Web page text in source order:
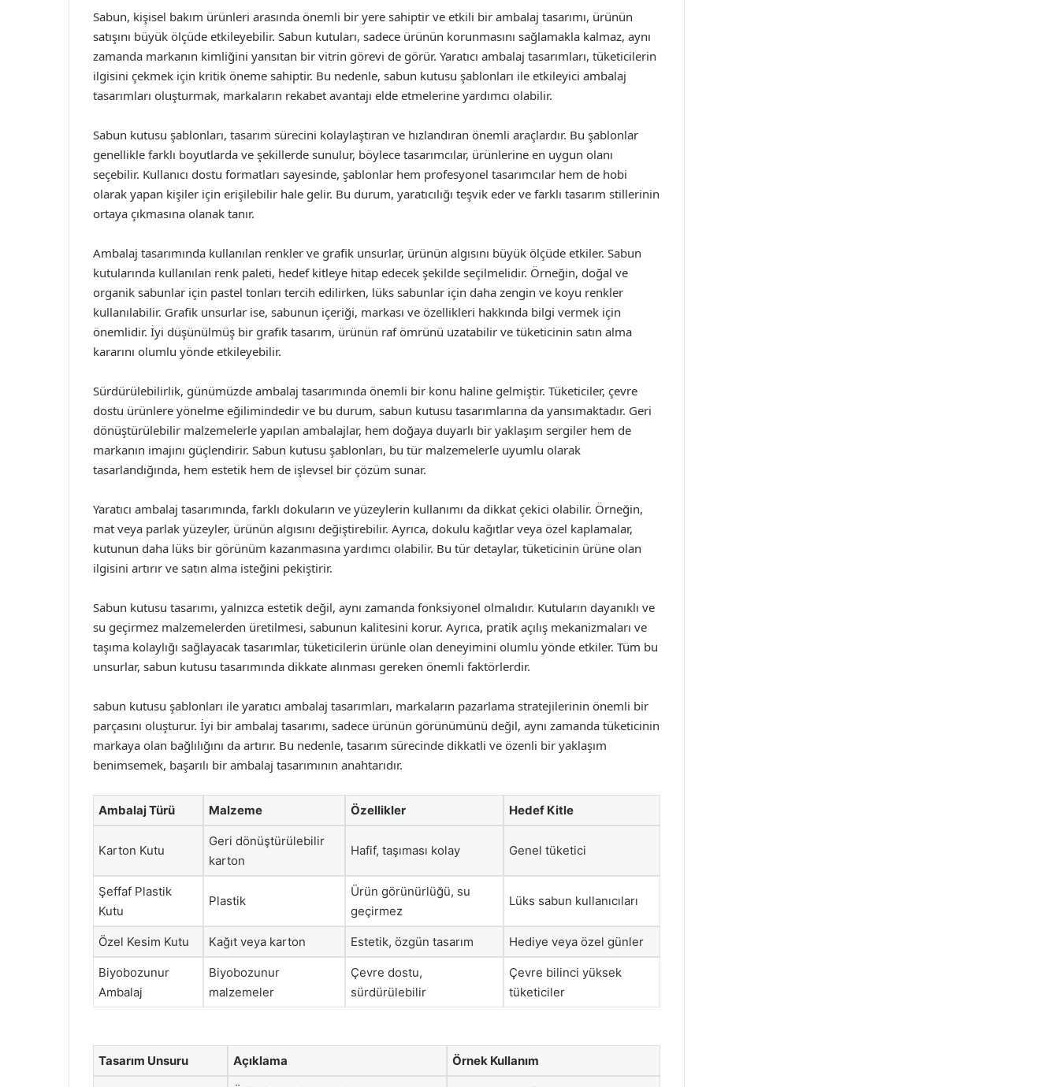
Sabun, kişisel bakım ürünleri arasında önemli bir yere sahiptir ve etkili bir ambalaj tasarımı, ürünün
satışını büyük ölçüde etkileyebilir. Sabun kutuları, sadece ürünün korunmasını sağlamakla kalmaz, aynı
zamanda markanın kimliğini yansıtan bir vitrin görevi de görür. Yaratıcı ambalaj tasarımları, tüketicilerin
ilgisini çekmek için kritik öneme sahiptir. Bu nedenle, sabun kutusu şablonları ile etkileyici ambalaj
tasarımları oluşturmak, markaların rekabet avantajı elde etmelerine yardımcı olabilir.
Sabun kutusu şablonları, tasarım sürecini kolaylaştıran ve hızlandıran önemli araçlardır. Bu şablonlar
genellikle farklı boyutlarda ve şekillerde sunulur, böylece tasarımcılar, ürünlerine en uygun olanı
seçebilir. Kullanıcı dostu formatları sayesinde, şablonlar hem profesyonel tasarımcılar hem de hobi
olarak yapan kişiler için erişilebilir hale gelir. Bu durum, yaratıcılığı teşvik eder ve farklı tasarım stillerinin
ortaya çıkmasına olanak tanır.
Ambalaj tasarımında kullanılan renkler ve grafik unsurlar, ürünün algısını büyük ölçüde etkiler. Sabun
kutularında kullanılan renk paleti, hedef kitleye hitap edecek şekilde seçilmelidir. Örneğin, doğal ve
organik sabunlar için pastel tonları tercih edilirken, lüks sabunlar için daha zengin ve koyu renkler
kullanılabilir. Grafik unsurlar ise, sabunun içeriği, markası ve özellikleri hakkında bilgi vermek için
önemlidir. İyi düşünülmüş bir grafik tasarım, ürünün raf ömrünü uzatabilir ve tüketicinin satın alma
kararını olumlu yönde etkileyebilir.
Sürdürülebilirlik, günümüzde ambalaj tasarımında önemli bir konu haline gelmiştir. Tüketiciler, çevre
dostu ürünlere yönelme eğilimindedir ve bu durum, sabun kutusu tasarımlarına da yansımaktadır. Geri
dönüştürülebilir malzemelerle yapılan ambalajlar, hem doğaya duyarlı bir yaklaşım sergiler hem de
markanın imajını güçlendirir. Sabun kutusu şablonları, bu tür malzemelerle uyumlu olarak
tasarlandığında, hem estetik hem de işlevsel bir çözüm sunar.
Yaratıcı ambalaj tasarımında, farklı dokuların ve yüzeylerin kullanımı da dikkat çekici olabilir. Örneğin,
mat veya parlak yüzeyler, ürünün algısını değiştirebilir. Ayrıca, dokulu kağıtlar veya özel kaplamalar,
kutunun daha lüks bir görünüm kazanmasına yardımcı olabilir. Bu tür detaylar, tüketicinin ürüne olan
ilgisini artırır ve satın alma isteğini pekiştirir.
Sabun kutusu tasarımı, yalnızca estetik değil, aynı zamanda fonksiyonel olmalıdır. Kutuların dayanıklı ve
su geçirmez malzemelerden üretilmesi, sabunun kalitesini korur. Ayrıca, pratik açılış mekanizmaları ve
taşıma kolaylığı sağlayacak tasarımlar, tüketicilerin ürünle olan deneyimini olumlu yönde etkiler. Tüm bu
unsurlar, sabun kutusu tasarımında dikkate alınması gereken önemli faktörlerdir.
sabun kutusu şablonları ile yaratıcı ambalaj tasarımları, markaların pazarlama stratejilerinin önemli bir
parçasını oluşturur. İyi bir ambalaj tasarımı, sadece ürünün görünümünü değil, aynı zamanda tüketicinin
markaya olan bağlılığını da artırır. Bu nedenle, tasarım sürecinde dikkatli ve özenli bir yaklaşım
benimsemek, başarılı bir ambalaj tasarımının anahtarıdır.
Ambalaj Türü Malzeme Özellikler Hedef Kitle
Karton Kutu
Geri dönüştürülebilir
karton
Hafif, taşıması kolay Genel tüketici
Şeffaf Plastik
Kutu
Plastik
Ürün görünürlüğü, su
geçirmez
Lüks sabun kullanıcıları
Özel Kesim Kutu Kağıt veya karton Estetik, özgün tasarım Hediye veya özel günler
Biyobozunur
Ambalaj
Biyobozunur
malzemeler
Çevre dostu,
sürdürülebilir
Çevre bilinci yüksek
tüketiciler
Tasarım Unsuru Açıklama Örnek Kullanım